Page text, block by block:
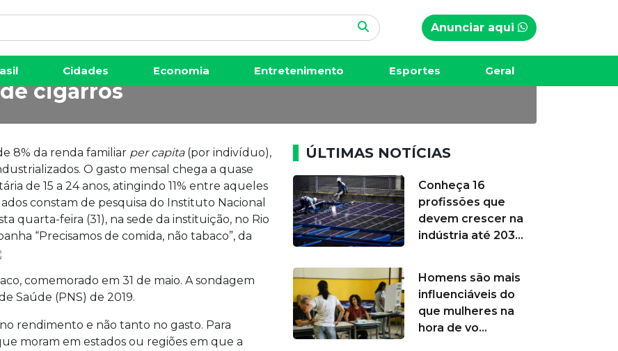
Anunciar aqui
Cidades Economia Entretenimento Esportes Geral
per capita das famílias fumantes é
cigarros
8% da renda familiar per capita(por indivíduo),
O gasto mensal chega a quase
de 15 a 24 anos, atingindo 11% entre aqueles
constam de pesquisa do Instituto Nacional
quarta-feira (31), na sede da instituição, no Rio
“Precisamos de comida, não tabaco”, da
comemorado em 31 de maio. A sondagem
Saúde (PNS) de 2019.
rendimento e não tanto no gasto. Para
moram em estados ou regiões em que a
ÚLTIMAS NOTÍCIAS
Conheça 16
profissões que
devem crescer na
indústria até 203...
Homens são mais
influenciáveis do
que mulheres na
hora de vo...